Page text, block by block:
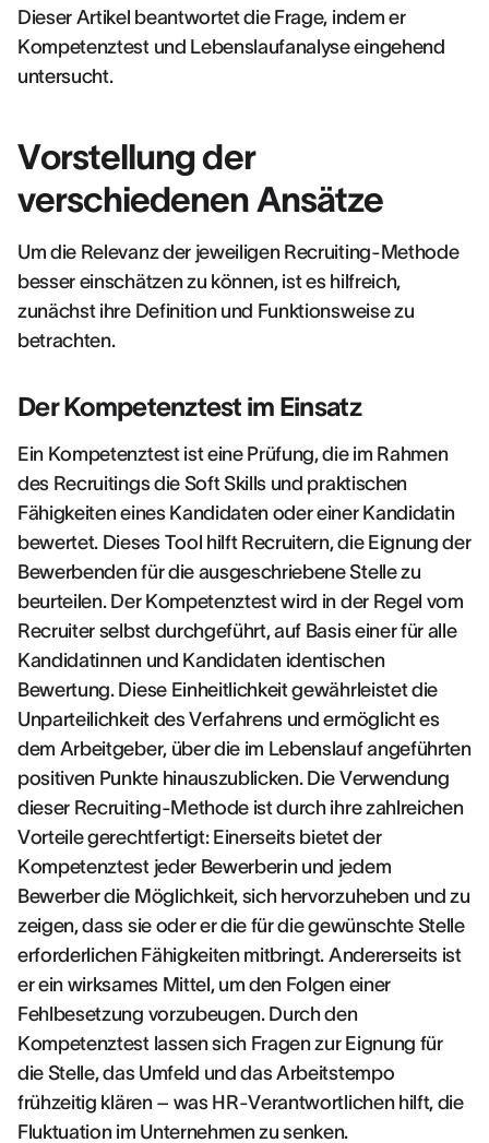
Dieser Artikel beantwortet die Frage, indem er
Kompetenztest und Lebenslaufanalyse eingehend
untersucht.
Vorstellung der
verschiedenen Ansätze
Um die Relevanz der jeweiligen Recruiting-Methode
besser einschätzen zu können, ist es hilfreich,
zunächst ihre Definition und Funktionsweise zu
betrachten.
Der Kompetenztest im Einsatz
Ein Kompetenztest ist eine Prüfung, die im Rahmen
des Recruitings die Soft Skills und praktischen
Fähigkeiten eines Kandidaten oder einer Kandidatin
bewertet. Dieses Tool hilft Recruitern, die Eignung der
Bewerbenden für die ausgeschriebene Stelle zu
beurteilen. Der Kompetenztest wird in der Regel vom
Recruiter selbst durchgeführt, auf Basis einer für alle
Kandidatinnen und Kandidaten identischen
Bewertung. Diese Einheitlichkeit gewährleistet die
Unparteilichkeit des Verfahrens und ermöglicht es
dem Arbeitgeber, über die im Lebenslauf angeführten
positiven Punkte hinauszublicken. Die Verwendung
dieser Recruiting-Methode ist durch ihre zahlreichen
Vorteile gerechtfertigt: Einerseits bietet der
Kompetenztest jeder Bewerberin und jedem
Bewerber die Möglichkeit, sich hervorzuheben und zu
zeigen, dass sie oder er die für die gewünschte Stelle
erforderlichen Fähigkeiten mitbringt. Andererseits ist
er ein wirksames Mittel, um den Folgen einer
Fehlbesetzung vorzubeugen. Durch den
Kompetenztest lassen sich Fragen zur Eignung für
die Stelle, das Umfeld und das Arbeitstempo
frühzeitig klären – was HR-Verantwortlichen hilft, die
Fluktuation im Unternehmen zu senken.